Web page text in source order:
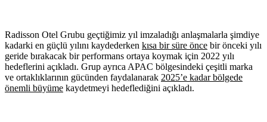
Radisson Otel Grubu geçtiğimiz yıl imzaladığı anlaşmalarla şimdiye
kadarki en güçlü yılını kaydederken kısa bir süre önce bir önceki yılı
geride bırakacak bir performans ortaya koymak için 2022 yılı
hedeflerini açıkladı. Grup ayrıca APAC bölgesindeki çeşitli marka
ve ortaklıklarının gücünden faydalanarak 2025’e kadar bölgede
önemli büyüme kaydetmeyi hedeflediğini açıkladı.